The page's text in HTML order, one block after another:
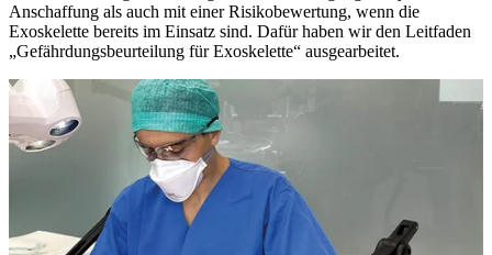
Anschaffung als auch mit einer Risikobewertung, wenn die
Exoskelette bereits im Einsatz sind. Dafür haben wir den Leitfaden
„Gefährdungsbeurteilung für Exoskelette“ ausgearbeitet.